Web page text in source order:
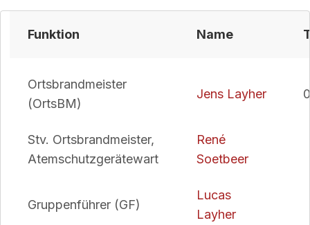
Funktion Name
Ortsbrandmeister
(OrtsBM)
Jens Layher
Stv. Ortsbrandmeister,
Atemschutzgerätewart
René
Soetbeer
Gruppenführer (GF)
Lucas
Layher